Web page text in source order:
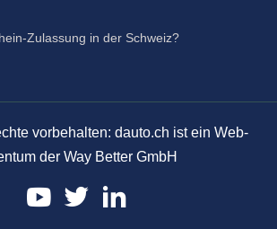
Zulassung in der Schweiz?
vorbehalten: dauto.ch ist ein Web-
der Way Better GmbH